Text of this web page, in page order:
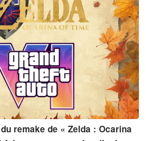
remake de « Zelda : Ocarina